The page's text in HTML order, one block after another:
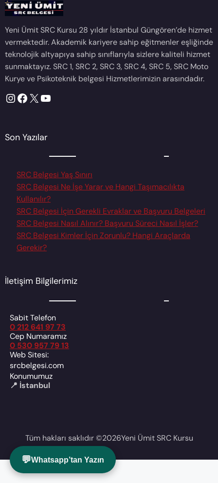
Yeni Ümit SRC Kursu 28 yıldır İstanbul Güngören’de hizmet
vermektedir. Akademik kariyere sahip eğitmenler eşliğinde
teknolojik altyapıya sahip sınıflarıyla sizlere kaliteli hizmet
sunmaktayız. SRC 1, SRC 2, SRC 3, SRC 4, SRC 5, SRC Moto
Kurye ve Psikoteknik belgesi Hizmetlerimizin arasındadır.
InstagramFacebook X YouTube
Son Yazılar
SRC Belgesi Yaş Sınırı
SRC Belgesi Ne İşe Yarar ve Hangi Taşımacılıkta
Kullanılır?
SRC Belgesi İçin Gerekli Evraklar ve Başvuru Belgeleri
SRC Belgesi Nasıl Alınır? Başvuru Süreci Nasıl İşler?
SRC Belgesi Kimler İçin Zorunlu? Hangi Araçlarda
Gerekir?
İletişim Bilgilerimiz
Sabit Telefon
0 212 641 97 73
Cep Numaramız
0 530 957 79 13
Web Sitesi:
srcbelgesi.com
Konumumuz
📍 İstanbul
Tüm hakları saklıdır ©2026
💬Whatsapp’tan Yazın
Yeni Ümit SRC Kursu